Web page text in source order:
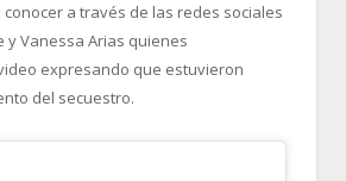
conocer a través de las redes sociales
y Vanessa Arias quienes
expresando que estuvieron
del secuestro.